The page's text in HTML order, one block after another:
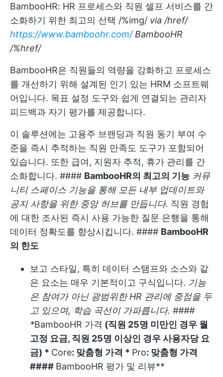
BambooHR: HR 프로세스와 직원 셀프 서비스를 간
소화하기 위한 최고의 선택 /%img/ via /href/
https://www.bamboohr.com/ BambooHR
/%href/
BambooHR은 직원들의 역량을 강화하고 프로세스
를 개선하기 위해 설계된 인기 있는 HRM 소프트웨
어입니다. 목표 설정 도구와 쉽게 연결되는 관리자
피드백과 자기 평가를 제공합니다.
이 솔루션에는 고용주 브랜딩과 직원 동기 부여 수
준을 즉시 추적하는 직원 만족도 도구가 포함되어
있습니다. 또한 급여, 지원자 추적, 휴가 관리를 간
소화합니다. #### BambooHR의 최고의 기능 커뮤
니티 스페이스 기능을 통해 모든 내부 업데이트와
공지 사항을 위한 중앙 허브를 만듭니다. 직원 경험
에 대한 조사된 즉시 사용 가능한 질문 은행을 통해
데이터 정확도를 향상시킵니다. #### BambooHR
의 한도
보고 스타일, 특히 데이터 스탬프와 소스와 같
은 요소는 매우 기본적이고 구식입니다. 기능
은 참여가 아닌 광범위한 HR 관리에 중점을 두
고 있으며, 학습 곡선이 가파릅니다. ####
*BambooHR 가격 (직원 25명 미만인 경우 월
고정 요금, 직원 25명 이상인 경우 사용자당 요
금) * Core: 맞춤형 가격 * Pro: 맞춤형 가격
#### BambooHR 평가 및 리뷰**